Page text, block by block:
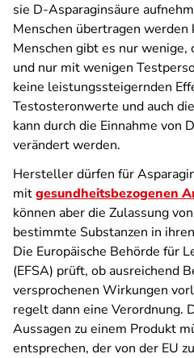
sie D-Asparaginsäure
Menschen übertragen werden
Menschen gibt es nur
und nur mit wenigen
keine leistungssteigernden
Testosteronwerte und auch die
kann durch die Einnahme von
verändert werden.
Hersteller dürfen für
mitgesundheitsbezogenen
können aber die Zulassung
bestimmte Substanzen in
Die Europäische Behörde für
(EFSA) prüft, ob ausreichend
versprochenen Wirkungen
regelt dann eine Verordnung.
Aussagen zu einem Produkt
entsprechen, der von der EU